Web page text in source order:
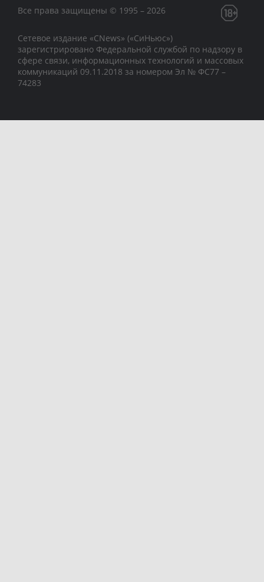
Все права защищены © 1995 – 2026
Сетевое издание «CNews» («СиНьюс»)
зарегистрировано Федеральной службой по надзору в
сфере связи, информационных технологий и массовых
коммуникаций 09.11.2018 за номером Эл № ФС77 –
74283